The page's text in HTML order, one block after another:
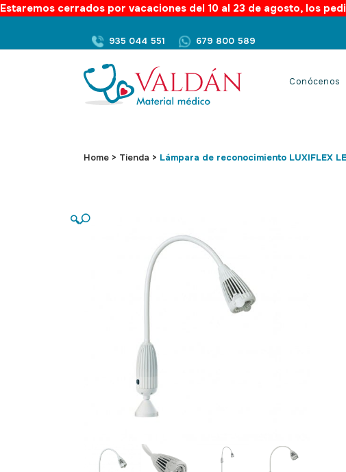
Estaremos cerrados por vacaciones del 10 al 23 de agosto, los
935 044 551 679 800 589
Conócenos
Home > Tienda > Lámpara de reconocimiento LUXIFLEX
🔍